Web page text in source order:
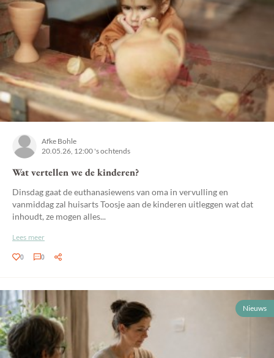
Afke Bohle
20.05.26, 12:00 's ochtends
Wat vertellen we de kinderen?
Dinsdag gaat de euthanasiewens van oma in vervulling en
vanmiddag zal huisarts Toosje aan de kinderen uitleggen wat dat
inhoudt, ze mogen alles...
Lees meer
0 0
Nieuws